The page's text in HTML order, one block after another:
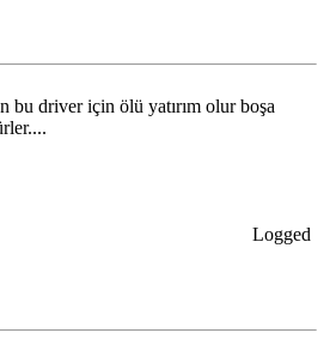
driver için ölü yatırım olur boşa
Logged